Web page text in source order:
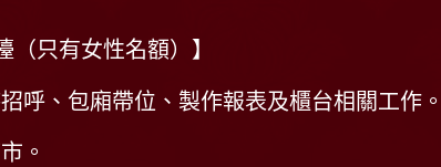
（只有女性名額）】
呼、包廂帶位、製作報表及櫃台相關工作。
。